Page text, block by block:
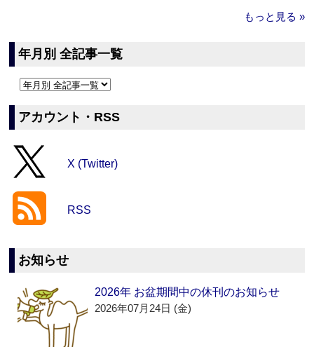
もっと見る »
年月別 全記事一覧
アカウント・RSS
X (Twitter)
RSS
お知らせ
2026年 お盆期間中の休刊のお知らせ
2026年07月24日 (金)